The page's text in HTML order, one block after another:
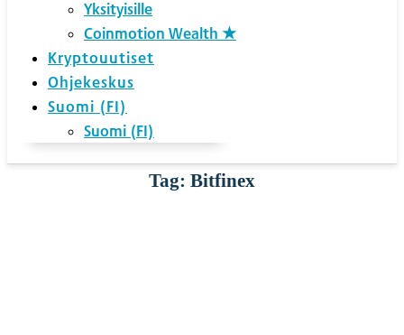
Yksityisille
Coinmotion Wealth ★
Kryptouutiset
Ohjekeskus
Suomi (FI)
Suomi (FI)
Tag: Bitfinex